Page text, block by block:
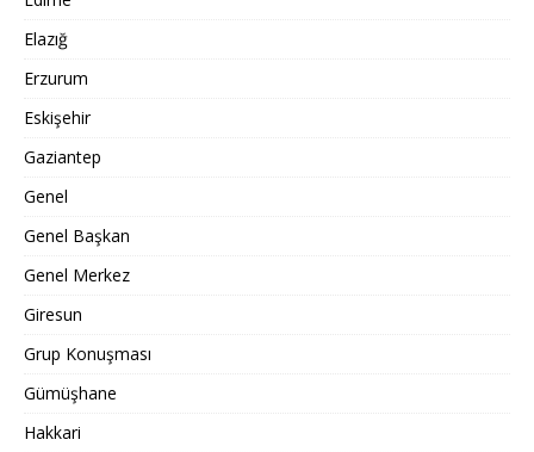
Elazığ
Erzurum
Eskişehir
Gaziantep
Genel
Genel Başkan
Genel Merkez
Giresun
Grup Konuşması
Gümüşhane
Hakkari